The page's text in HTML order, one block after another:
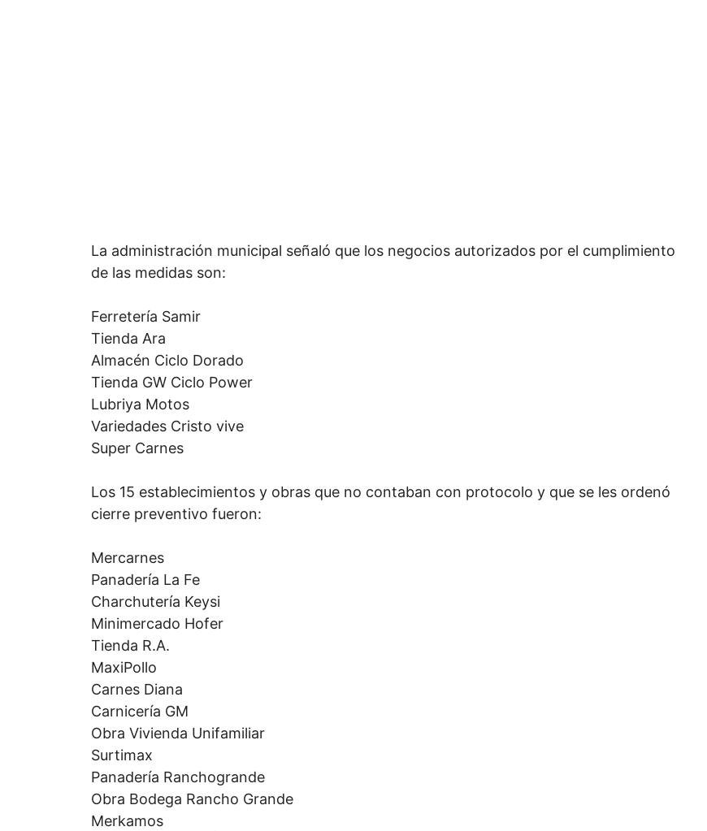
La administración municipal señaló que los negocios autorizados por el cumplimiento
de las medidas son:
Ferretería Samir
Tienda Ara
Almacén Ciclo Dorado
Tienda GW Ciclo Power
Lubriya Motos
Variedades Cristo vive
Super Carnes
Los 15 establecimientos y obras que no contaban con protocolo y que se les ordenó
cierre preventivo fueron:
Mercarnes
Panadería La Fe
Charchutería Keysi
Minimercado Hofer
Tienda R.A.
MaxiPollo
Carnes Diana
Carnicería GM
Obra Vivienda Unifamiliar
Surtimax
Panadería Ranchogrande
Obra Bodega Rancho Grande
Merkamos